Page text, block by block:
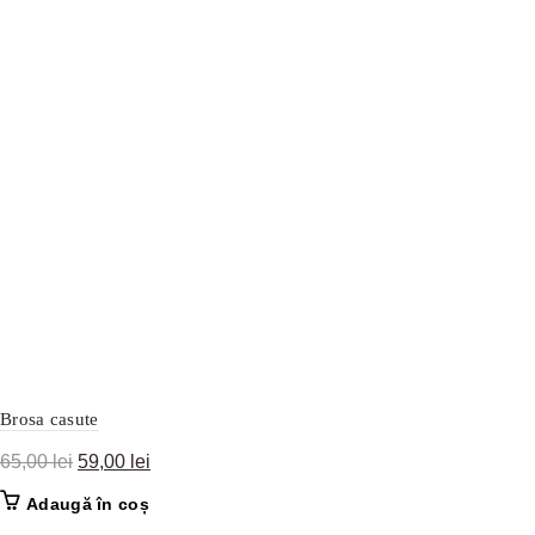
Brosa casute
65,00lei Prețul
a
59,00 lei
Adaugă în coș